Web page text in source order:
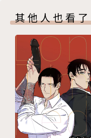
其他人也看了